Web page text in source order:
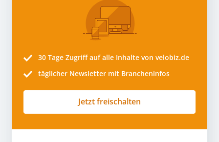
30 Tage Zugriff auf alle Inhalte von velobiz.de
täglicher Newsletter mit Brancheninfos
Jetzt freischalten